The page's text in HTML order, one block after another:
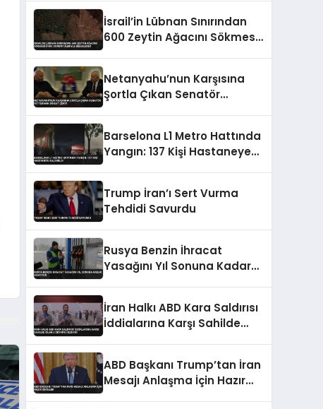
İsrail’in Lübnan Sınırından
600 Zeytin Ağacını Sökmesi
Netanyahu’nun Karşısına
Şortla Çıkan Senatör
Barselona L1 Metro Hattında
Yangın: 137 Kişi Hastaneye
Trump İran’ı Sert Vurma
Tehdidi Savurdu
Rusya Benzin İhracat
Yasağını Yıl Sonuna Kadar
İran Halkı ABD Kara Saldırısı
İddialarına Karşı Sahilde
ABD Başkanı Trump’tan İran
Mesajı Anlaşma İçin Hazır